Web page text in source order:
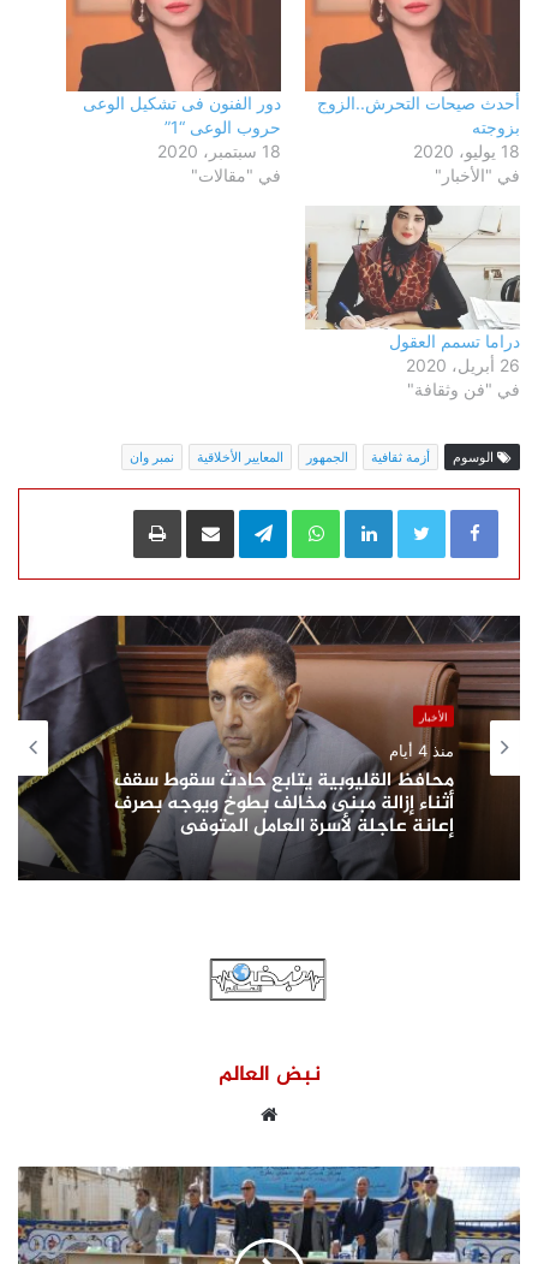
أحدث صيحات التحرش..الزوج
بزوجته
18 يوليو، 2020
في "الأخبار"
دور الفنون فى تشكيل الوعى
حروب الوعى “1”
18 سبتمبر، 2020
في "مقالات"
دراما تسمم العقول
26 أبريل، 2020
في "فن وثقافة"
الوسوم أزمة ثقافية الجمهور المعايير الأخلاقية نمبر وان
LinkedIn
WhatsApp
Telegramمشاركة عبر البريد طباعة
الأخبار
منذ 4 أيام
محافظ القليوبية يتابع حادث سقوط سقف
أثناء إزالة مبنى مخالف بطوخ ويوجه بصرف
إعانة عاجلة لأسرة العامل المتوفى
نبض العالم